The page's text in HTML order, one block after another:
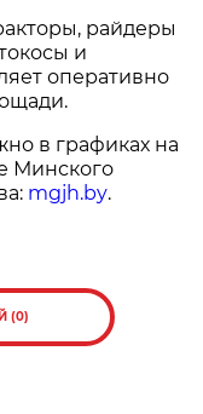
райдеры
и
оперативно
в графиках на
Минского
mgjh.by.
(0)